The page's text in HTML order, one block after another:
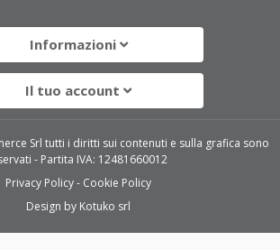
Informazioni
Il tuo account
Srl tutti i diritti sui contenuti e sulla grafica sono
- Partita IVA: 12481660012
Privacy Policy
Cookie Policy
Design by Kotuko srl